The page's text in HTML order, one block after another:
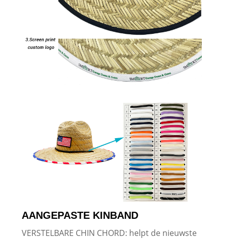
AANGEPASTE KINBAND
VERSTELBARE CHIN CHORD: helpt de nieuwste